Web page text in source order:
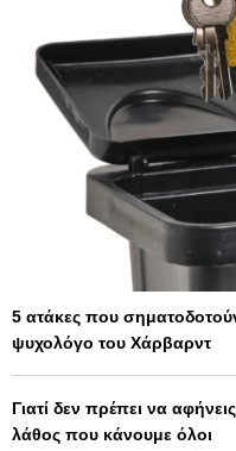
5 ατάκες που
ψυχολόγο του Χάρβαρντ
Γιατί δεν πρέπει να
λάθος που κάνουμε όλοι